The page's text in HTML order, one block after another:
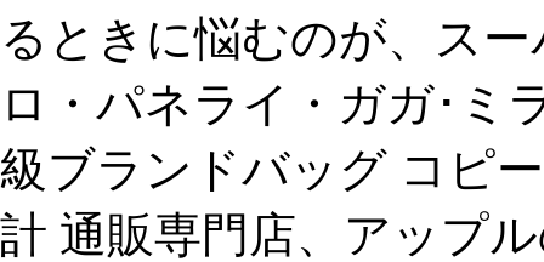
るときに悩むのが、ス
ロ・パネライ・ガガ･ミ
級ブランドバッグ コピ
計 通販専門店、アップ